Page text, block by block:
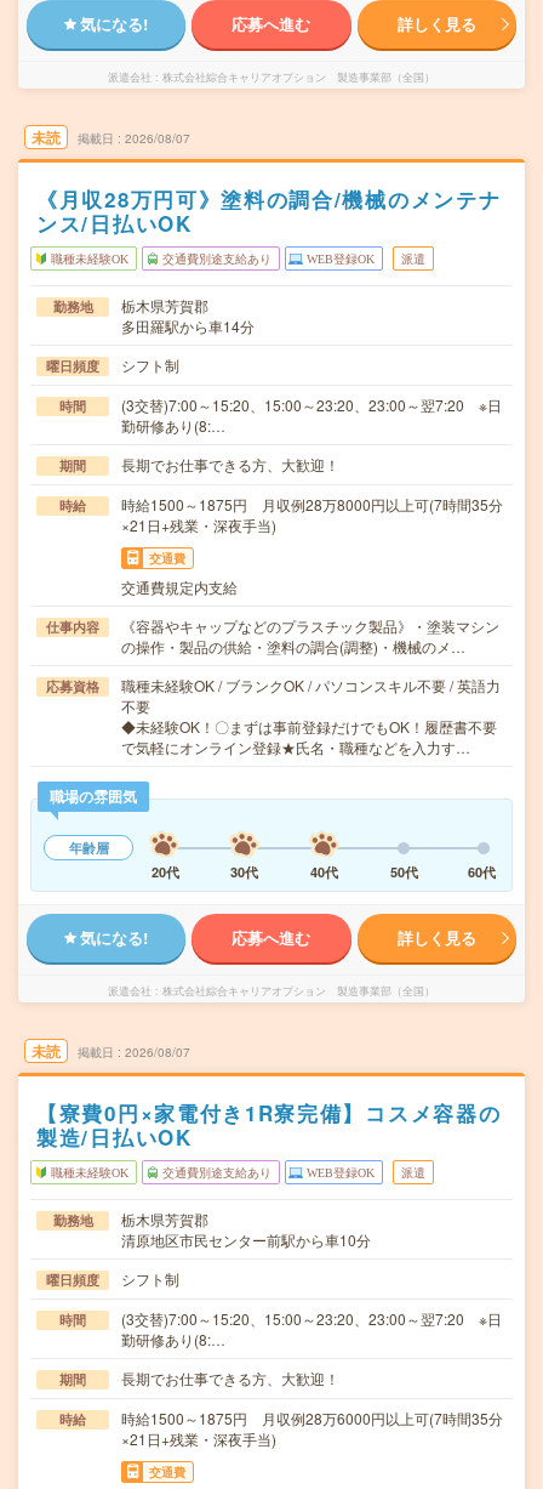
気になる! 応募へ進む 詳しく見る
派遣会社 株式会社綜合キャリアオプション 製造事業部（全国）
未読 掲載日 2026/08/07
《月収28万円可》塗料の調合/機械のメンテナ
ンス/日払いOK
職種未経験OK 交通費別途支給あり WEB登録OK 派遣
勤務地
栃木県芳賀郡
多田羅駅から車14分
曜日頻度 シフト制
時間
(3交替)7:00～15:20、15:00～23:20、23:00～翌7:20 ※日
勤研修あり(8:…
期間 長期でお仕事できる方、大歓迎！
時給
時給1500～1875円 月収例28万8000円以上可(7時間35分
×21日+残業・深夜手当)
交通費
交通費規定内支給
仕事内容
《容器やキャップなどのプラスチック製品》・塗装マシン
の操作・製品の供給・塗料の調合(調整)・機械のメ…
応募資格
職種未経験OK / ブランクOK / パソコンスキル不要 / 英語力
不要
◆未経験OK！〇まずは事前登録だけでもOK！履歴書不要
で気軽にオンライン登録★氏名・職種などを入力す…
職場の雰囲気
年齢層
20代
30代 40代 50代 60代
気になる! 応募へ進む 詳しく見る
派遣会社 株式会社綜合キャリアオプション 製造事業部（全国）
未読 掲載日 2026/08/07
【寮費0円×家電付き1R寮完備】コスメ容器の
製造/日払いOK
職種未経験OK 交通費別途支給あり WEB登録OK 派遣
勤務地
栃木県芳賀郡
清原地区市民センター前駅から車10分
曜日頻度 シフト制
時間
(3交替)7:00～15:20、15:00～23:20、23:00～翌7:20 ※日
勤研修あり(8:…
期間 長期でお仕事できる方、大歓迎！
時給
時給1500～1875円 月収例28万6000円以上可(7時間35分
×21日+残業・深夜手当)
交通費